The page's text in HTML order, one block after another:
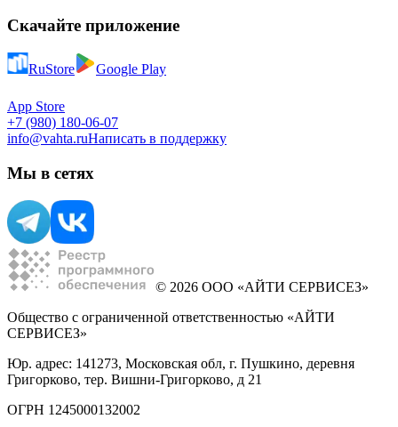
Скачайте приложение
RuStore Google Play
App Store
+7 (980) 180-06-07
info@vahta.ruНаписать в поддержку
Мы в сетях
© 2026 ООО «АЙТИ СЕРВИСЕЗ»
Общество с ограниченной ответственностью «АЙТИ
СЕРВИСЕЗ»
Юр. адрес: 141273, Московская обл, г. Пушкино, деревня
Григорково, тер. Вишни-Григорково, д 21
ОГРН 1245000132002